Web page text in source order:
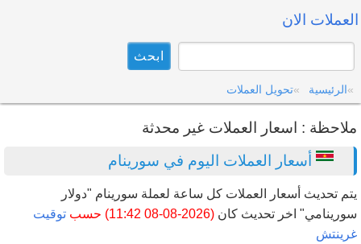
العملات الان
الرئيسية تحويل العملات
ملاحظة : اسعار العملات غير محدثة
أسعار العملات اليوم في سورينام
يتم تحديث أسعار العملات كل ساعة لعملة سورينام "دولار
سورينامي" اخر تحديث كان (2026-08-08 11:42) حسب
توقيت
غرينتش